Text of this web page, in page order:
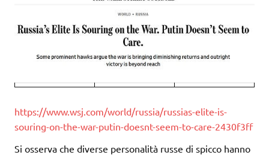
https://www.wsj.com/world/russia/russias-elite-is-
souring-on-the-war-putin-doesnt-seem-to-care-2430f3ff
Si osserva che diverse personalità russe di spicco hanno